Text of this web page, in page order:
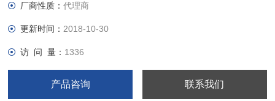
厂商性质：代理商
更新时间： 2018-10-30
访 问 量： 1336
产品咨询 联系我们